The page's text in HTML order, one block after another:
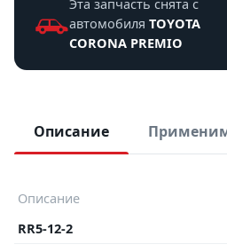
Эта запчасть снята с
автомобиля TOYOTA
CORONA PREMIO
Описание
Описание
RR5-12-2